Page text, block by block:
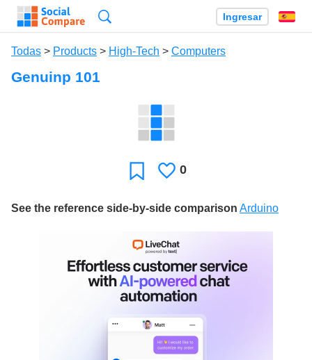
Ingresar
Todas > Products > High-Tech > Computers
Genuinp 101
Favoritos
Le
0
See the reference side-by-side comparison Arduino